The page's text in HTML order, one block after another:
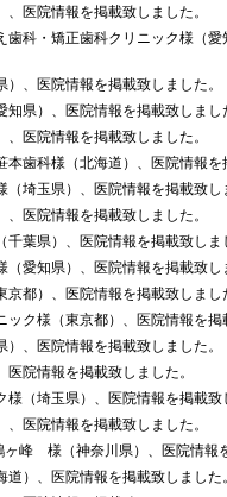
医院情報を掲載致しました。
科・矯正歯科クリニック様（愛
、医院情報を掲載致しました。
知県）、医院情報を掲載致しまし
医院情報を掲載致しました。
歯科様（北海道）、医院情報を
（埼玉県）、医院情報を掲載致し
医院情報を掲載致しました。
千葉県）、医院情報を掲載致しま
（愛知県）、医院情報を掲載致し
京都）、医院情報を掲載致しまし
ック様（東京都）、医院情報を掲
、医院情報を掲載致しました。
院情報を掲載致しました。
様（埼玉県）、医院情報を掲載致
医院情報を掲載致しました。
峰 様（神奈川県）、医院情報
道）、医院情報を掲載致しました